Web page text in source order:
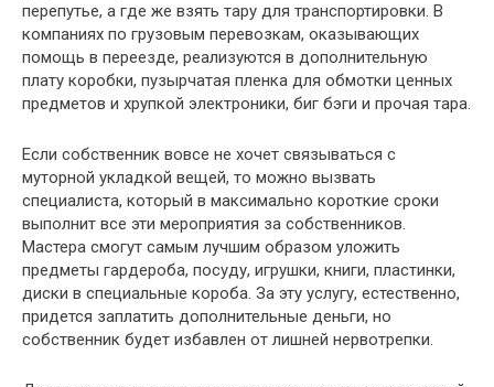
перепутье, а где же взять тару для транспортировки. В
компаниях по грузовым перевозкам, оказывающих
помощь в переезде, реализуются в дополнительную
плату коробки, пузырчатая пленка для обмотки ценных
предметов и хрупкой электроники, биг бэги и прочая тара.
Если собственник вовсе не хочет связываться с
муторной укладкой вещей, то можно вызвать
специалиста, который в максимально короткие сроки
выполнит все эти мероприятия за собственников.
Мастера смогут самым лучшим образом уложить
предметы гардероба, посуду, игрушки, книги, пластинки,
диски в специальные короба. За эту услугу, естественно,
придется заплатить дополнительные деньги, но
собственник будет избавлен от лишней нервотрепки.